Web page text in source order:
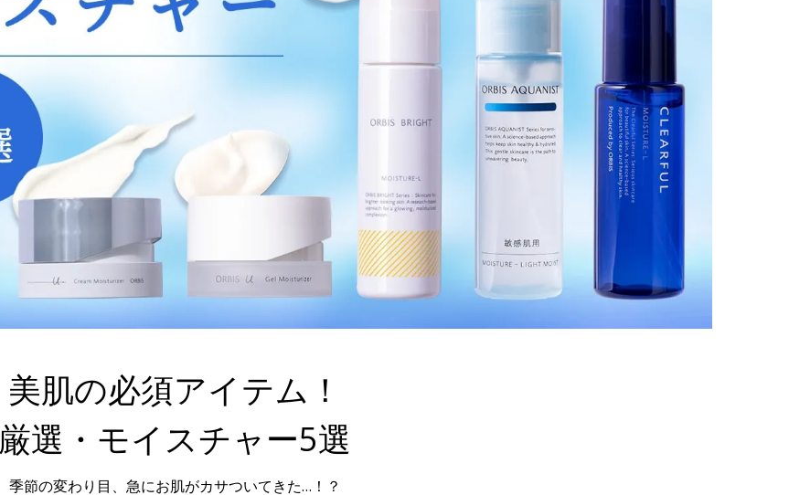
美肌の必須アイテム！
厳選・モイスチャー5選
季節の変わり目、急にお肌がカサついてきた…！？